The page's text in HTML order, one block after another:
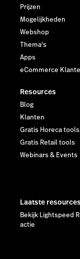
Prijzen
Mogelijkheden
Webshop
Thema's
Apps
eCommerce
Resources
Blog
Klanten
Gratis Horeca tools
Gratis Retail tools
Webinars & Events
Laatste resources
Bekijk Lightspeed
actie